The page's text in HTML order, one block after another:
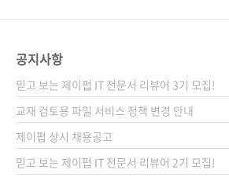
은 아래의 저자 ..
(Kyle Banker) 역자명 차건회 시리즈
2012년 4월 20일 페이지 416쪽 판 형 4*6배판
변형(188*245) 반양장(Soft Cover) 정 가
28,000원 ISBN 978-89-94506-39-5 부가기
호: 13560 분 야 클라우드 / 데이터베이스 키워
드..
공지사항
믿고 보는 제이펍 IT 전문서 리뷰어 3기 모집!
교재 검토용 파일 서비스 정책 변경 안내
제이펍 상시 채용공고
믿고 보는 제이펍 IT 전문서 리뷰어 2기 모집!